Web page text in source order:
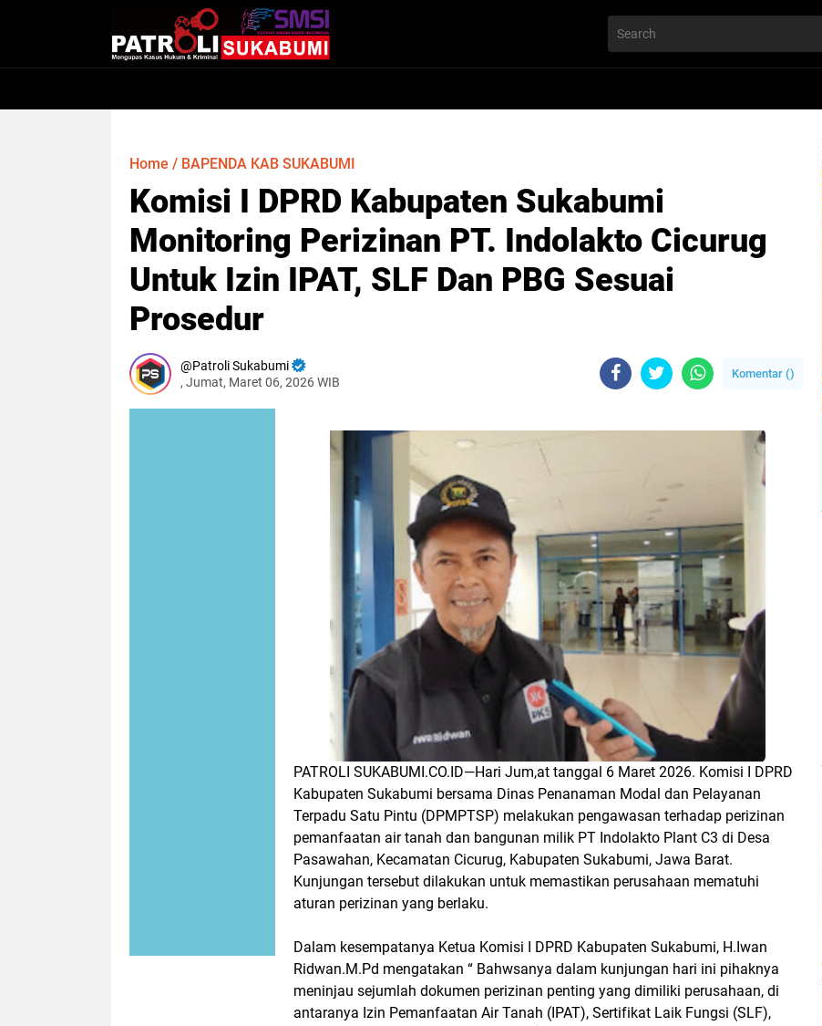
Home / BAPENDA KAB SUKABUMI
Komisi I DPRD Kabupaten Sukabumi
Monitoring Perizinan PT. Indolakto Cicurug
Untuk Izin IPAT, SLF Dan PBG Sesuai
Prosedur
Patroli Sukabumi
, Jumat, Maret 06, 2026 WIB
Komentar ()
PATROLI SUKABUMI.CO.ID—Hari Jum,at tanggal 6 Maret 2026. Komisi I DPRD
Kabupaten Sukabumi bersama Dinas Penanaman Modal dan Pelayanan
Terpadu Satu Pintu (DPMPTSP) melakukan pengawasan terhadap perizinan
pemanfaatan air tanah dan bangunan milik PT Indolakto Plant C3 di Desa
Pasawahan, Kecamatan Cicurug, Kabupaten Sukabumi, Jawa Barat.
Kunjungan tersebut dilakukan untuk memastikan perusahaan mematuhi
aturan perizinan yang berlaku.
Dalam kesempatanya Ketua Komisi I DPRD Kabupaten Sukabumi, H.Iwan
Ridwan.M.Pd mengatakan “ Bahwsanya dalam kunjungan hari ini pihaknya
meninjau sejumlah dokumen perizinan penting yang dimiliki perusahaan, di
antaranya Izin Pemanfaatan Air Tanah (IPAT), Sertifikat Laik Fungsi (SLF),